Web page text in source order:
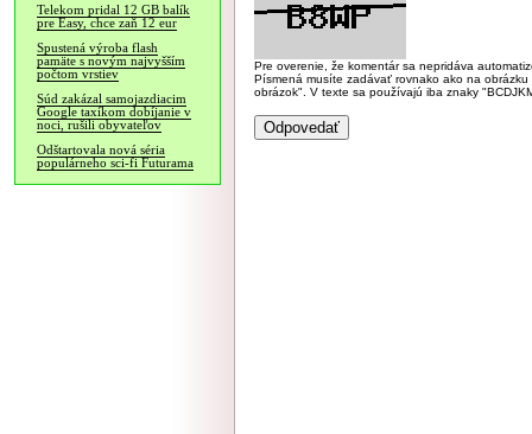
Telekom pridal 12 GB balík
pre Easy, chce zaň 12 eur
Spustená výroba flash
pamäte s novým najvyšším
počtom vrstiev
Súd zakázal samojazdiacim
Google taxíkom dobíjanie v
noci, rušili obyvateľov
Odštartovala nová séria
populárneho sci-fi Futurama
Pre overenie, že komentár sa nepridáva
Písmená musíte zadávať rovnako ako na
obrázok". V texte sa používajú iba znaky